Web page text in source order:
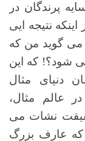
پرندگان در
نتیجه ایی
گوید من که
شود؟! که این
دنیای مثال
عالم مثال،
نشات می
که عارف بزرگ